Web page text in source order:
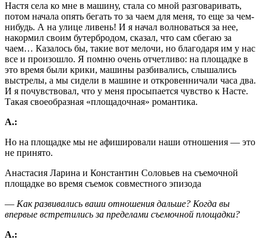
Настя села ко мне в машину, стала со мной разговаривать,
потом начала опять бегать то за чаем для меня, то еще за чем-
нибудь. А на улице ливень! И я начал волноваться за нее,
накормил своим бутербродом, сказал, что сам сбегаю за
чаем… Казалось бы, такие вот мелочи, но благодаря им у нас
все и произошло. Я помню очень отчетливо: на площадке в
это время были крики, машины разбивались, слышались
выстрелы, а мы сидели в машине и откровенничали часа два.
И я почувствовал, что у меня просыпается чувство к Насте.
Такая своеобразная «площадочная» романтика.
А.:
Но на площадке мы не афишировали наши отношения ― это
не принято.
Анастасия Ларина и Константин Соловьев на съемочной
площадке во время съемок совместного эпизода
― Как развивались ваши отношения дальше? Когда вы
впервые встретились за пределами съемочной площадки?
А.: